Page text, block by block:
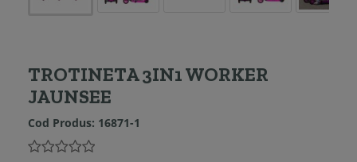
TROTINETA 3IN1 WORKER
JAUNSEE
Cod Produs: 16871-1